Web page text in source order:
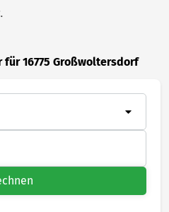
16775 Großwoltersdorf